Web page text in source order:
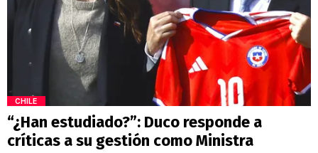
CHILE
“¿Han estudiado?”: Duco responde a
críticas a su gestión como Ministra